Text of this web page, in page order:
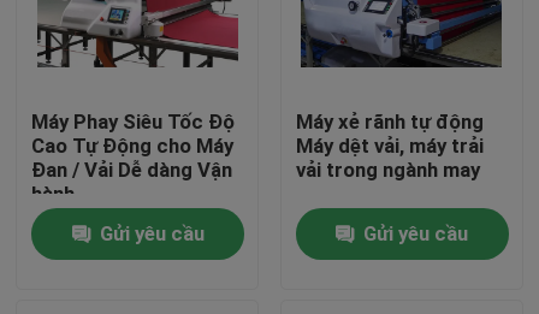
Về chúng tôi
Tham quan nhà máy
Kiểm soát chất lượng
Liên hệ chúng tôi
Máy Phay Siêu Tốc Độ
Cao Tự Động cho Máy
Đan / Vải Dễ dàng Vận
hành
Gửi yêu cầu
Máy xẻ rãnh tự động
Máy dệt vải, máy trải
vải trong ngành may
Gửi yêu cầu